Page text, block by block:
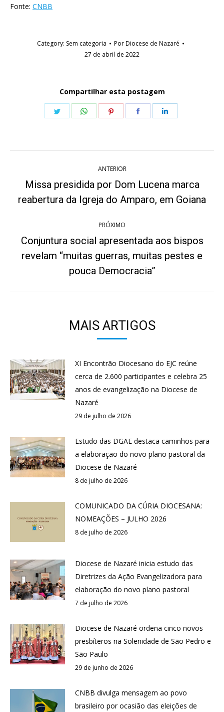
Fonte: CNBB
Category: Sem categoria PorDiocese de Nazaré
27 de abril de 2022
Compartilhar esta postagem
Share
Share
Share
Share
de
post:
ANTERIOR
Post
anterior:
Missa presidida por Dom Lucena marca
reabertura da Igreja do Amparo, em Goiana
PRÓXIMO
Próximo
post:
Conjuntura social apresentada aos bispos
revelam “muitas guerras, muitas pestes e
pouca Democracia”
MAIS ARTIGOS
XI Encontrão Diocesano do EJC reúne
cerca de 2.600 participantes e celebra 25
anos de evangelização na Diocese de
Nazaré
29 de julho de 2026
Estudo das DGAE destaca caminhos para
a elaboração do novo plano pastoral da
Diocese de Nazaré
8 de julho de 2026
COMUNICADO DA CÚRIA DIOCESANA:
NOMEAÇÕES – JULHO 2026
8 de julho de 2026
Diocese de Nazaré inicia estudo das
Diretrizes da Ação Evangelizadora para
elaboração do novo plano pastoral
7 de julho de 2026
Diocese de Nazaré ordena cinco novos
presbíteros na Solenidade de São Pedro e
São Paulo
29 de junho de 2026
CNBB divulga mensagem ao povo
brasileiro por ocasião das eleições de